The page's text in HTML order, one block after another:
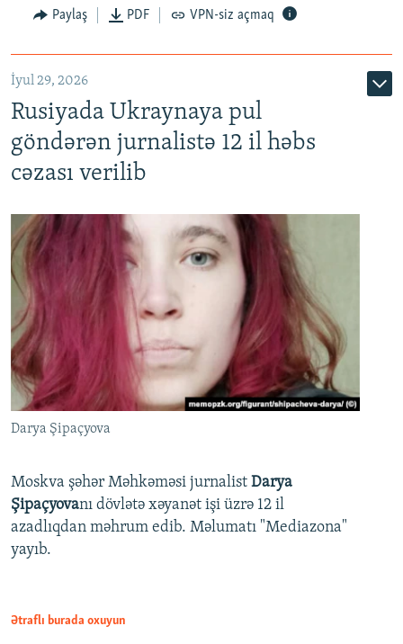
Paylaş PDF VPN-siz açmaq
İyul 29, 2026
Rusiyada Ukraynaya pul
göndərən jurnalistə 12 il həbs
cəzası verilib
Darya Şipaçyova
Moskva şəhər Məhkəməsi jurnalist Darya
Şipaçyovanı dövlətə xəyanət işi üzrə 12 il
azadlıqdan məhrum edib. Məlumatı "Mediazona"
yayıb.
Ətraflı burada oxuyun